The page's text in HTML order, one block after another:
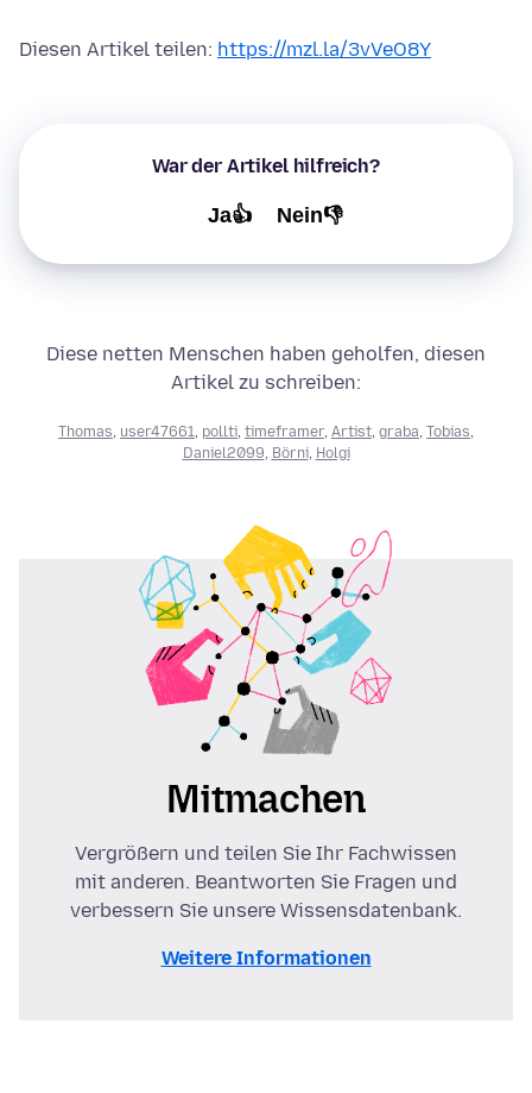
Diesen Artikel teilen: https://mzl.la/3vVeO8Y
War der Artikel hilfreich?
Ja👍 Nein👎
Diese netten Menschen haben geholfen, diesen
Artikel zu schreiben:
Thomas user47661 pollti timeframer, Artist graba Tobias
Daniel2099 Börni, Holgi
Mitmachen
Vergrößern und teilen Sie Ihr Fachwissen
mit anderen. Beantworten Sie Fragen und
verbessern Sie unsere Wissensdatenbank.
Weitere Informationen